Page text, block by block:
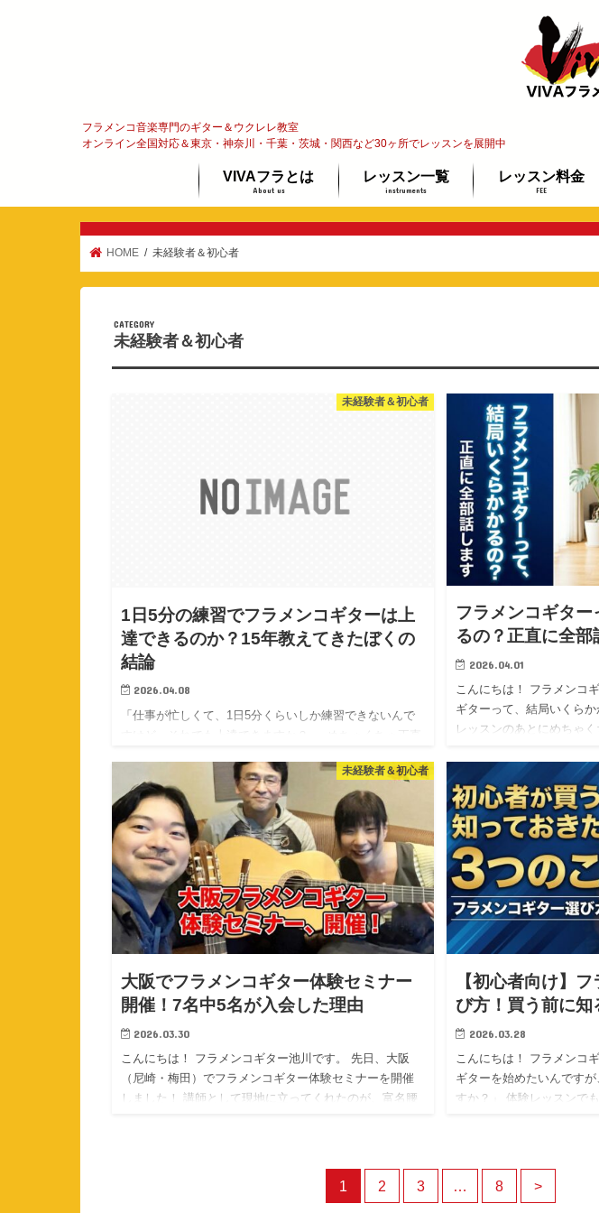
フラメンコ音楽専門のギター＆ウクレレ教室
オンライン全国対応＆東京・神奈川・千葉・茨城・関西など30ヶ所でレッスンを展開中
VIVAフラとは
About us
フラメンコってな〜に？
代表メッセージ
レッスン一覧
instruments
オンラインレッスン
ギター教室
ウクレレ教室
体験レッスン
レッスン料金
FEE
講師紹介
レッスン場所ご
HOME 未経験者＆初心者
未経験者＆初心者
未経験者＆初心者
1日5分の練習でフラメンコギターは上
達できるのか？15年教えてきたぼくの
結論
2026.04.08
「仕事が忙しくて、1日5分くらいしか練習できないんで
すけど…それでも上達できますか？」 めちゃくちゃ正直
池上彰さんばりに返してしまいました（笑）。でもこ
れ、実はフラメンコギターを始めたい多くの方が抱えて
いる不安だと思うんです。今日は、15年以上レッスンを
してきたぼくの正直な答えをお伝えしますね。
フラメンコギタ
るの？正直に全部
2026.04.01
こんにちは！ フラメンコ
ギターって、結局いくら
レッスンのあとにめちゃ
た。 「なん…
未経験者＆初心者
大阪でフラメンコギター体験セミナー
開催！7名中5名が入会した理由
2026.03.30
こんにちは！ フラメンコギター池川です。 先日、大阪
（尼崎・梅田）でフラメンコギター体験セミナーを開催
しました！ 講師として現地に立ってくれたのが、富名腰
【初心者向け】
び方！買う前に知
2026.03.28
こんにちは！ フラメンコ
ギターを始めたいんです
すか？」 体験レッスンで
1 2 3 … 8 >